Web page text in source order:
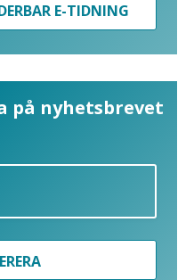
E-TIDNING
på nyhetsbrevet